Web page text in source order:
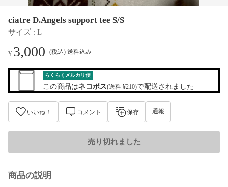
ciatre D.Angels support tee S/S
サイズ : L
¥3,000 (税込) 送料込み
らくらくメルカリ便
この商品はネコポス(送料 ¥210)で配送されました
いいね！ コメント 保存 通報
売り切れました
商品の説明